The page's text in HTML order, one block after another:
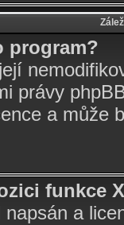
program?
právy
a může
funkce
a